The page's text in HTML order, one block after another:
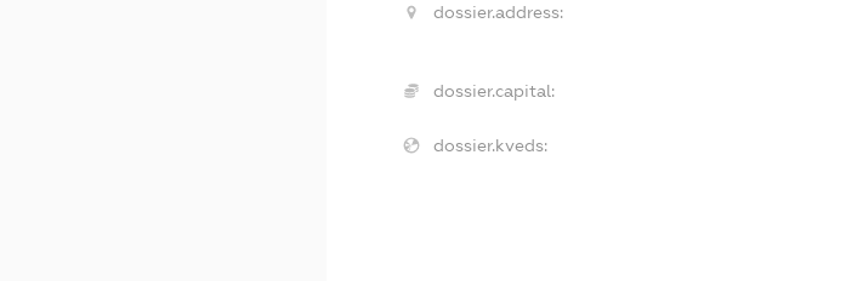
dossier.address:
dossier.capital:
dossier.kveds: